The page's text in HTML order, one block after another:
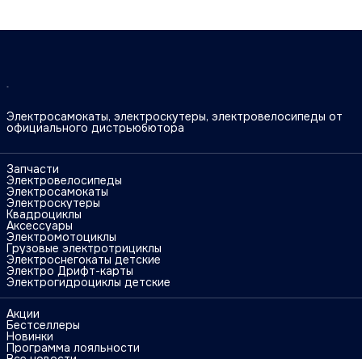
Электросамокаты, электроскутеры, электровелосипеды от
официального дистрьюбютора
Запчасти
Электровелосипеды
Электросамокаты
Электроскутеры
Квадроциклы
Аксессуары
Электромотоциклы
Грузовые электротрициклы
Электроснегокаты детские
Электро Дрифт-карты
Электрогидроциклы детские
Акции
Бестселлеры
Новинки
Программа лояльности